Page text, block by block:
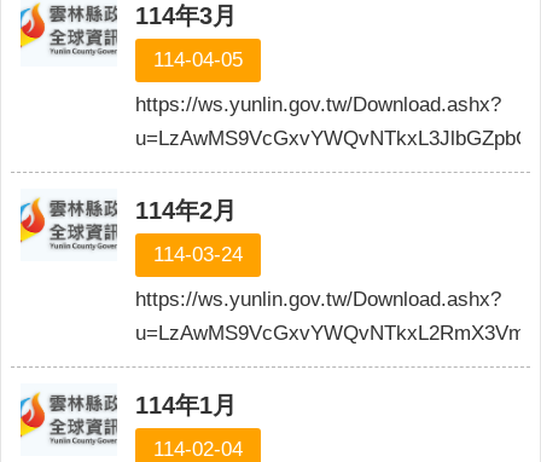
114年3月
114-04-05
https://ws.yunlin.gov.tw/Download.ashx?
114年2月
114-03-24
https://ws.yunlin.gov.tw/Download.ashx?
114年1月
114-02-04